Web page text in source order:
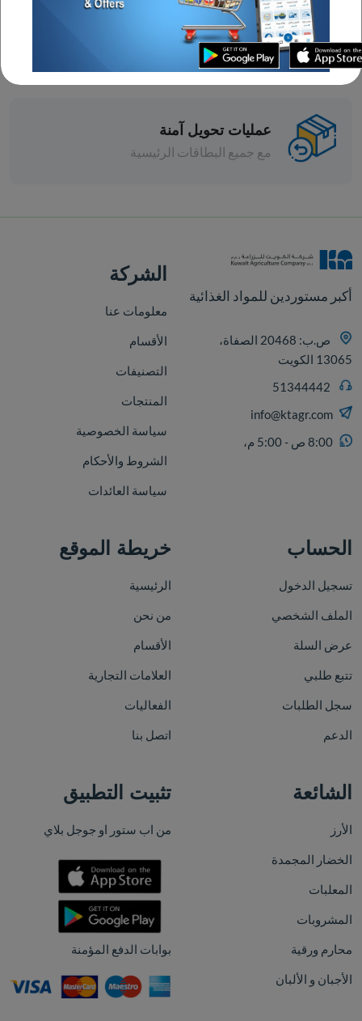
تشكيلة واسعة
خصومات متنوعة
عمليات تحويل آمنة
مع جميع البطاقات الرئيسية
أكبر مستوردين للمواد الغذائية
ص.ب: 20468 الصفاة،
13065 الكويت
info@ktagr.com
8:00 ص - 5:00 م،
الشركة
معلومات عنا
الأقسام
التصنيفات
المنتجات
سياسة الخصوصية
الشروط والأحكام
سياسة العائدات
الحساب
تسجيل الدخول
الملف الشخصي
عرض السلة
تتبع طلبي
سجل الطلبات
الدعم
خريطة الموقع
الرئيسية
من نحن
الأقسام
العلامات التجارية
الفعاليات
اتصل بنا
الشائعة
الأرز
الخضار المجمدة
المعلبات
المشروبات
محارم ورقية
الأجبان و الألبان
تثبيت التطبيق
من اب ستور او جوجل بلاي
بوابات الدفع المؤمنة